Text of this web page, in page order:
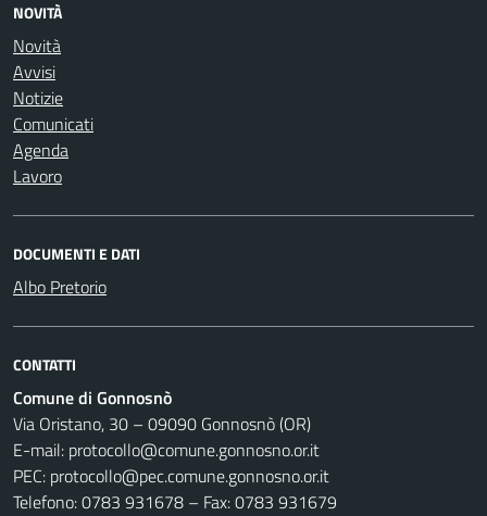
NOVITÀ
Novità
Avvisi
Notizie
Comunicati
Agenda
Lavoro
DOCUMENTI E DATI
Albo Pretorio
CONTATTI
Comune di Gonnosnò
Via Oristano, 30 – 09090 Gonnosnò (OR)
E-mail: protocollo@comune.gonnosno.or.it
PEC: protocollo@pec.comune.gonnosno.or.it
Telefono: 0783 931678 – Fax: 0783 931679